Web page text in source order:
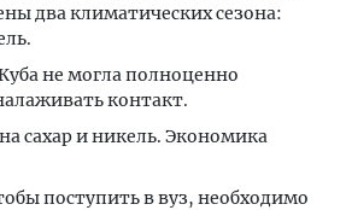
два климатических сезона:
не могла полноценно
контакт.
сахар и никель. Экономика
поступить в вуз, необходимо